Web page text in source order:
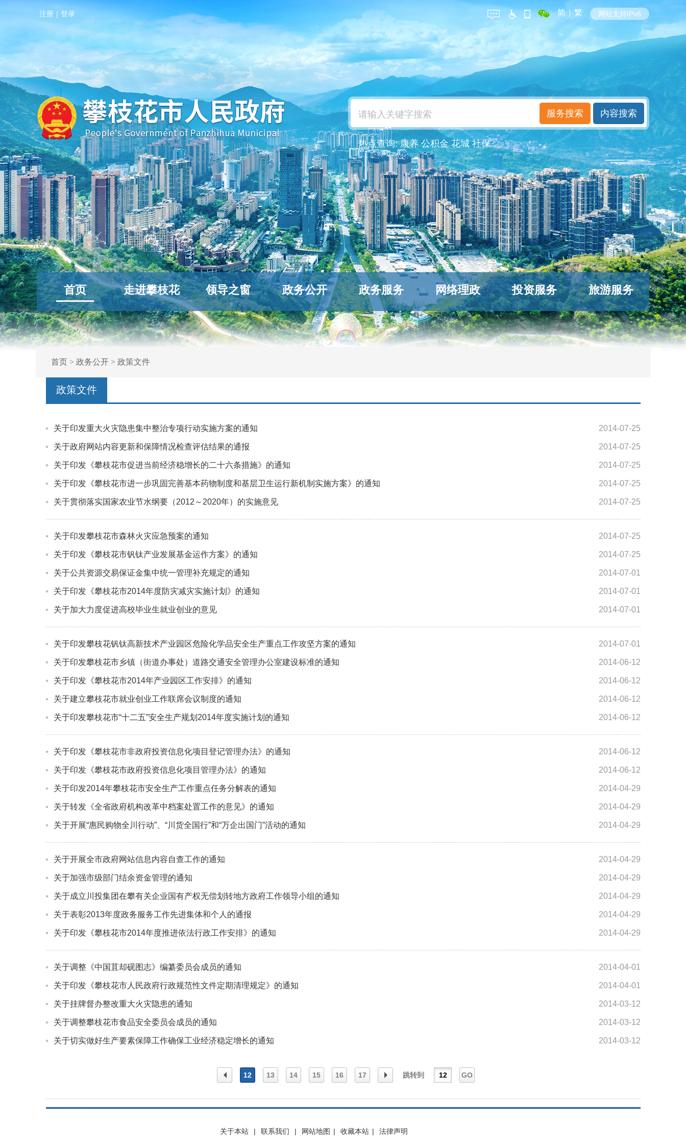
注册 | 登录 简 | 繁 网站支持IPv6
热点查询:康养 公积金 花城 社保
首页 走进攀枝花 领导之窗 政务公开 政务服务 网络理政 投资服务 旅游服务
首页> 政务公开> 政策文件
政策文件
2014-07-25
关于印发重大火灾隐患集中整治专项行动实施方案的通知
2014-07-25
关于政府网站内容更新和保障情况检查评估结果的通报
2014-07-25
关于印发《攀枝花市促进当前经济稳增长的二十六条措施》的通知
2014-07-25
关于印发《攀枝花市进一步巩固完善基本药物制度和基层卫生运行新机制实施方案》的通知
2014-07-25
关于贯彻落实国家农业节水纲要（2012～2020年）的实施意见
2014-07-25
关于印发攀枝花市森林火灾应急预案的通知
2014-07-25
关于印发《攀枝花市钒钛产业发展基金运作方案》的通知
2014-07-01
关于公共资源交易保证金集中统一管理补充规定的通知
2014-07-01
关于印发《攀枝花市2014年度防灾减灾实施计划》的通知
2014-07-01
关于加大力度促进高校毕业生就业创业的意见
2014-07-01
关于印发攀枝花钒钛高新技术产业园区危险化学品安全生产重点工作攻坚方案的通知
2014-06-12
关于印发攀枝花市乡镇（街道办事处）道路交通安全管理办公室建设标准的通知
2014-06-12
关于印发《攀枝花市2014年产业园区工作安排》的通知
2014-06-12
关于建立攀枝花市就业创业工作联席会议制度的通知
2014-06-12
关于印发攀枝花市“十二五”安全生产规划2014年度实施计划的通知
2014-06-12
关于印发《攀枝花市非政府投资信息化项目登记管理办法》的通知
2014-06-12
关于印发《攀枝花市政府投资信息化项目管理办法》的通知
2014-04-29
关于印发2014年攀枝花市安全生产工作重点任务分解表的通知
2014-04-29
关于转发《全省政府机构改革中档案处置工作的意见》的通知
2014-04-29
关于开展“惠民购物全川行动”、“川货全国行”和“万企出国门”活动的通知
2014-04-29
关于开展全市政府网站信息内容自查工作的通知
2014-04-29
关于加强市级部门结余资金管理的通知
2014-04-29
关于成立川投集团在攀有关企业国有产权无偿划转地方政府工作领导小组的通知
2014-04-29
关于表彰2013年度政务服务工作先进集体和个人的通报
2014-04-29
关于印发《攀枝花市2014年度推进依法行政工作安排》的通知
2014-04-01
关于调整《中国苴却砚图志》编纂委员会成员的通知
2014-04-01
关于印发《攀枝花市人民政府行政规范性文件定期清理规定》的通知
2014-03-12
关于挂牌督办整改重大火灾隐患的通知
2014-03-12
关于调整攀枝花市食品安全委员会成员的通知
2014-03-12
关于切实做好生产要素保障工作确保工业经济稳定增长的通知
12 13 14 15 16 17 跳转到 GO
关于本站 | 联系我们 | 网站地图 | 收藏本站 | 法律声明